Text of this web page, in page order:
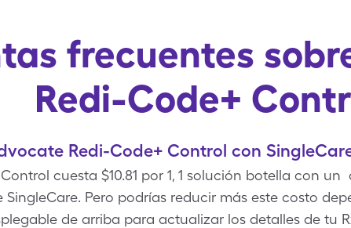
frecuentes
Redi-Code+
Redi-Code+ Control con
cuesta $10.81 por 1, 1 solución botella con
SingleCare. Pero podrías reducir más este costo
de arriba para actualizar los detalles de tu